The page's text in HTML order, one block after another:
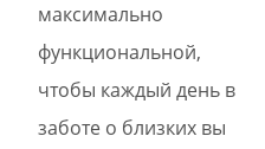
максимально
функциональной,
чтобы каждый день в
заботе о близких вы